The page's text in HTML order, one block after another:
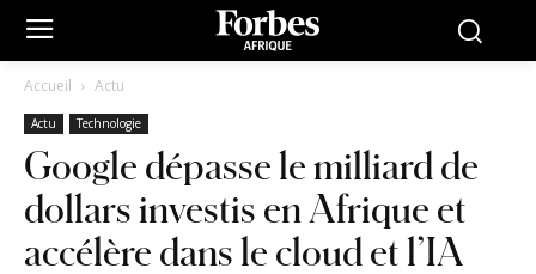
Accueil Actu
Actu Technologie
Google dépasse le milliard de
dollars investis en Afrique et
accélère dans le cloud et l’IA